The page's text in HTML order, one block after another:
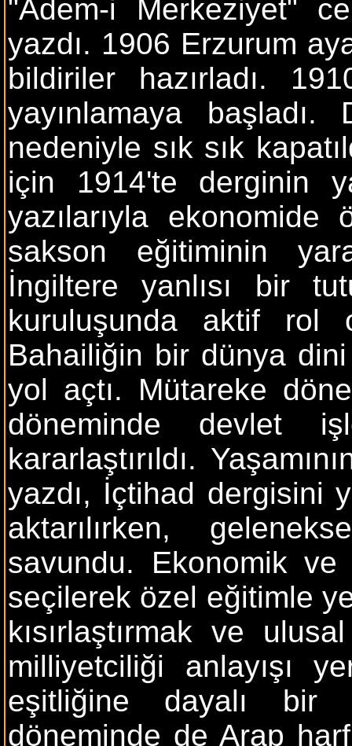
"Adem-i Merkeziyet"
yazdı. 1906 Erzurum
bildiriler hazırladı.
yayınlamaya
nedeniyle sık sık
için 1914'te derginin
yazılarıyla
sakson eğitiminin
İngiltere yanlısı bir
kuruluşunda aktif rol
Bahailiğin bir dünya
yol açtı. Mütareke
döneminde devlet
kararlaştırıldı.
yazdı, İçtihad dergisini
aktarılırken,
savundu. Ekonomik ve
seçilerek özel eğitimle
kısırlaştırmak ve
milliyetciliği anlayışı
eşitliğine dayalı bir
döneminde de Arap